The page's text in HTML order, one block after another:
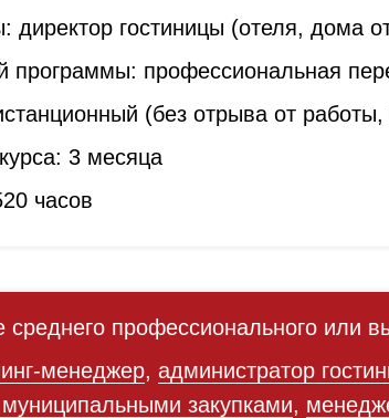
директор гостиницы (отеля, дома
программы: профессиональная
(без отрыва от
3 месяца
часов
среднего профессионального или
менеджер, администратор
закупками,